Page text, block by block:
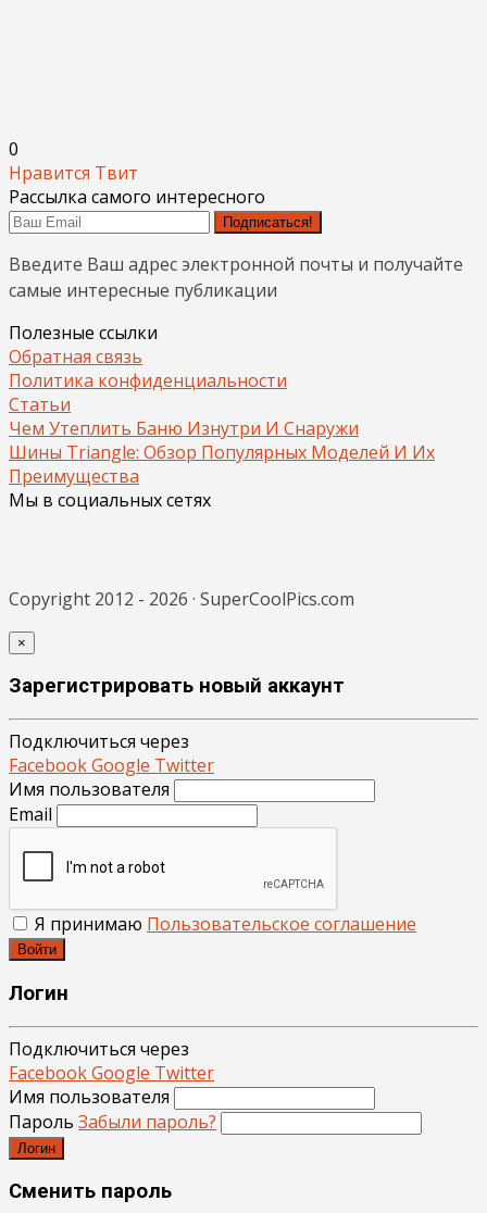
0
Нравится Твит
Рассылка самого интересного
Подписаться!
Введите Ваш адрес электронной почты и получайте
самые интересные публикации
Полезные ссылки
Обратная связь
Политика конфиденциальности
Статьи
Чем Утеплить Баню Изнутри И Снаружи
Шины Triangle: Обзор Популярных Моделей И Их
Преимущества
Мы в социальных сетях
Copyright 2012 - 2026 · SuperCoolPics.com
×
Зарегистрировать новый аккаунт
Подключиться через
FacebookGoogle Twitter
Имя пользователя
Email
Я принимаю Пользовательское соглашение
Войти
Логин
Подключиться через
FacebookGoogle Twitter
Имя пользователя
Пароль Забыли пароль?
Логин
Сменить пароль